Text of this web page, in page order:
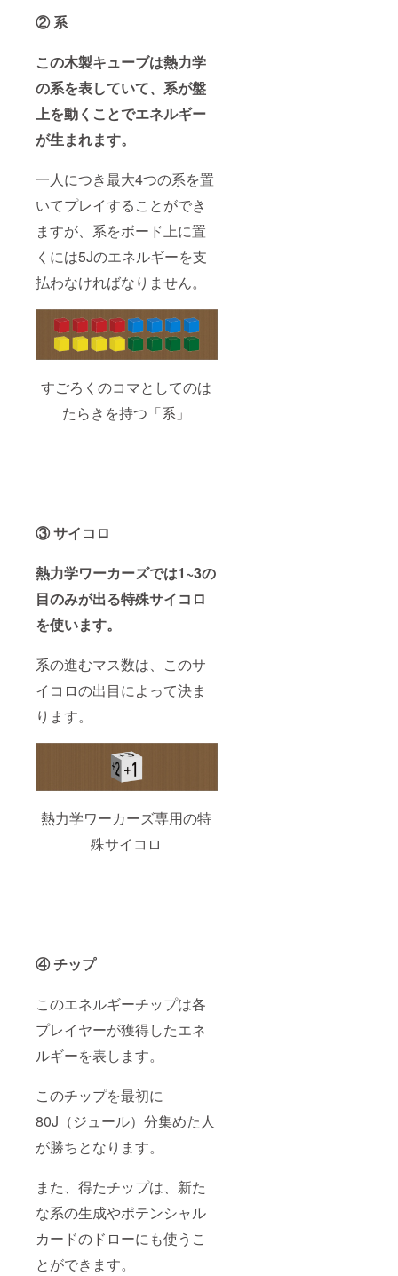
② 系
この木製キューブは熱力学
の系を表していて、系が盤
上を動くことでエネルギー
が生まれます。
一人につき最大4つの系を置
いてプレイすることができ
ますが、系をボード上に置
くには5Jのエネルギーを支
払わなければなりません。
すごろくのコマとしてのは
たらきを持つ「系」
③ サイコロ
熱力学ワーカーズでは1~3の
目のみが出る特殊サイコロ
を使います。
系の進むマス数は、このサ
イコロの出目によって決ま
ります。
熱力学ワーカーズ専用の特
殊サイコロ
④ チップ
このエネルギーチップは各
プレイヤーが獲得したエネ
ルギーを表します。
このチップを最初に
80J（ジュール）分集めた人
が勝ちとなります。
また、得たチップは、新た
な系の生成やポテンシャル
カードのドローにも使うこ
とができます。